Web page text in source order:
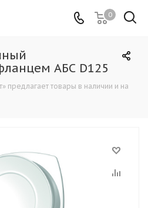
0
АБС D125
предлагает товары в наличии и на